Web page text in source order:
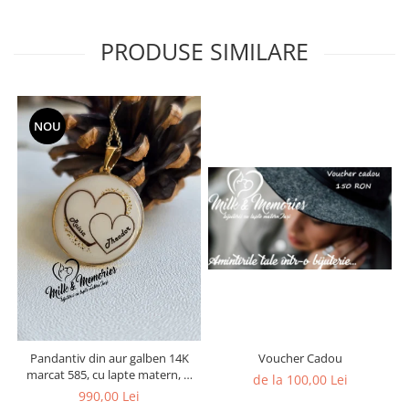
PRODUSE SIMILARE
NOU
Pandantiv din aur galben 14K
marcat 585, cu lapte matern, si
inimioare din suvita de par a
990,00 Lei
Voucher Cadou
de la 100,00 Lei